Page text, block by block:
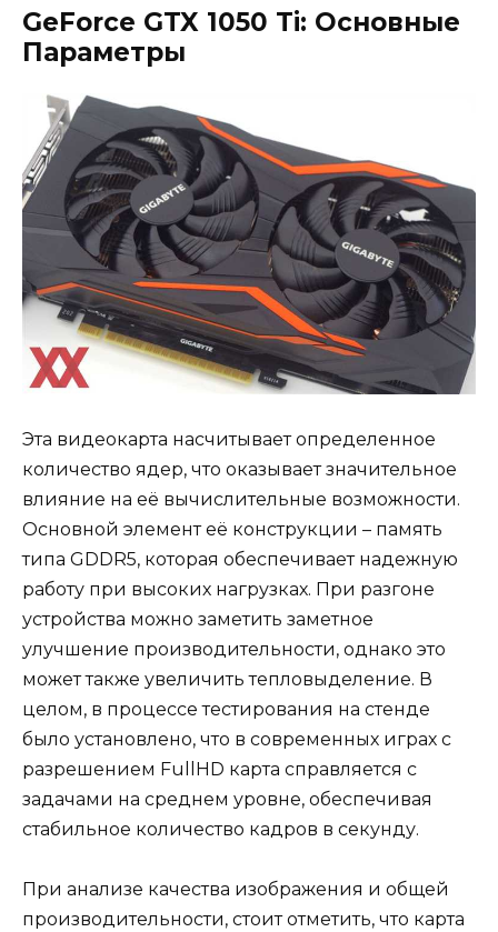
GeForce GTX 1050 Ti: Основные
Параметры
Эта видеокарта насчитывает определенное
количество ядер, что оказывает значительное
влияние на её вычислительные возможности.
Основной элемент её конструкции – память
типа GDDR5, которая обеспечивает надежную
работу при высоких нагрузках. При разгоне
устройства можно заметить заметное
улучшение производительности, однако это
может также увеличить тепловыделение. В
целом, в процессе тестирования на стенде
было установлено, что в современных играх с
разрешением FullHD карта справляется с
задачами на среднем уровне, обеспечивая
стабильное количество кадров в секунду.
При анализе качества изображения и общей
производительности, стоит отметить, что карта